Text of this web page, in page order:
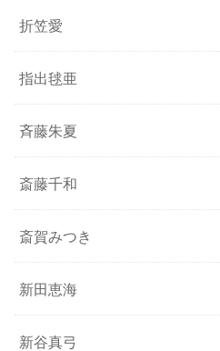
折笠愛
指出毬亜
斉藤朱夏
斎藤千和
斎賀みつき
新田恵海
新谷真弓